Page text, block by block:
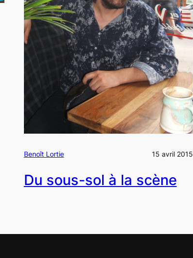
Benoît Lortie 15 avril 2015
Du sous-sol à la scène